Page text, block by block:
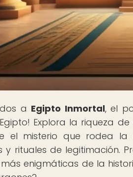
a Egipto Inmortal, el
Explora la riqueza
el misterio que rodea
y rituales de legitimación.
enigmáticas de la